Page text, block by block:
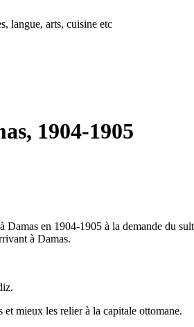
langue, arts, cuisine etc
1904-1905
en 1904-1905 à la demande du
à Damas.
mieux les relier à la capitale ottomane.